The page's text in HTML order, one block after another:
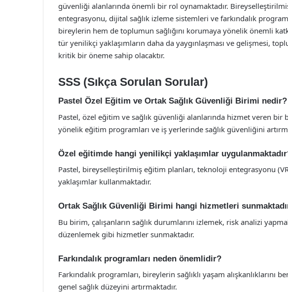
güvenliği alanlarında önemli bir rol oynamaktadır.
entegrasyonu, dijital sağlık izleme sistemleri ve farkındalık
bireylerin hem de toplumun sağlığını korumaya yönelik önemli
tür yenilikçi yaklaşımların daha da yaygınlaşması ve gelişmesi,
kritik bir öneme sahip olacaktır.
SSS (Sıkça Sorulan Sorular)
Pastel Özel Eğitim ve Ortak Sağlık Güvenliği Birimi nedir?
Pastel, özel eğitim ve sağlık güvenliği alanlarında hizmet veren
yönelik eğitim programları ve iş yerlerinde sağlık güvenliğini
Özel eğitimde hangi yenilikçi yaklaşımlar
Pastel, bireyselleştirilmiş eğitim planları, teknoloji entegrasyonu
yaklaşımlar kullanmaktadır.
Ortak Sağlık Güvenliği Birimi hangi hizmetleri
Bu birim, çalışanların sağlık durumlarını izlemek, risk analizi
düzenlemek gibi hizmetler sunmaktadır.
Farkındalık programları neden önemlidir?
Farkındalık programları, bireylerin sağlıklı yaşam alışkanlıklarını
genel sağlık düzeyini artırmaktadır.